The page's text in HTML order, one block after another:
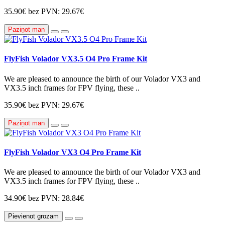
35.90€ bez PVN: 29.67€
Paziņot man
FlyFish Volador VX3.5 O4 Pro Frame Kit
We are pleased to announce the birth of our Volador VX3 and
VX3.5 inch frames for FPV flying, these ..
35.90€ bez PVN: 29.67€
Paziņot man
FlyFish Volador VX3 O4 Pro Frame Kit
We are pleased to announce the birth of our Volador VX3 and
VX3.5 inch frames for FPV flying, these ..
34.90€ bez PVN: 28.84€
Pievienot grozam